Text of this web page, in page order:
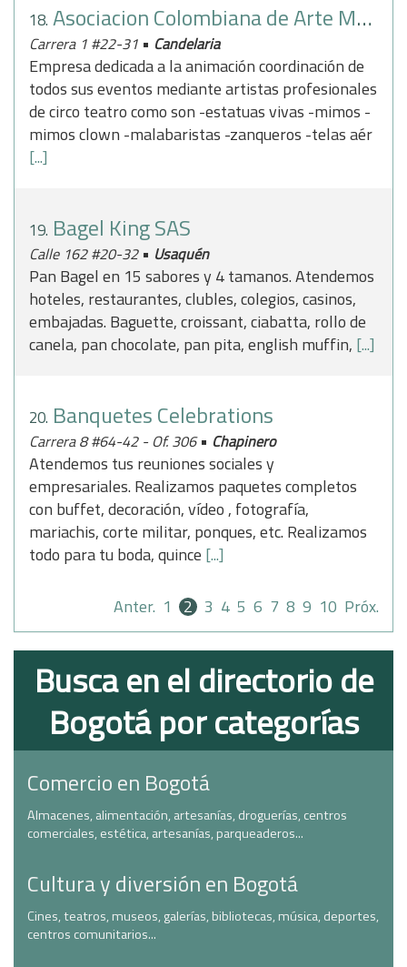
18. Asociacion Colombiana de Arte Mudo
Carrera 1 #22-31 • Candelaria
Empresa dedicada a la animación coordinación de
todos sus eventos mediante artistas profesionales
de circo teatro como son -estatuas vivas -mimos -
mimos clown -malabaristas -zanqueros -telas aér
[...]
19. Bagel King SAS
Calle 162 #20-32 • Usaquén
Pan Bagel en 15 sabores y 4 tamanos. Atendemos
hoteles, restaurantes, clubles, colegios, casinos,
embajadas. Baguette, croissant, ciabatta, rollo de
canela, pan chocolate, pan pita, english muffin, [...]
20. Banquetes Celebrations
Carrera 8 #64-42 - Of. 306• Chapinero
Atendemos tus reuniones sociales y
empresariales. Realizamos paquetes completos
con buffet, decoración, vídeo , fotografía,
mariachis, corte militar, ponques, etc. Realizamos
todo para tu boda, quince [...]
Anter. 1 2 3 4 5 6 7 8 9 10 Próx.
Busca en el directorio de
Bogotá por categorías
Comercio en Bogotá
Almacenes, alimentación, artesanías, droguerías, centros
comerciales, estética, artesanías, parqueaderos...
Cultura y diversión en Bogotá
Cines, teatros, museos, galerías, bibliotecas, música, deportes,
centros comunitarios...